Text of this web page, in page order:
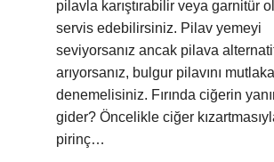
pilavla karıştırabilir veya garnitür
servis edebilirsiniz. Pilav yemeyi
seviyorsanız ancak pilava
arıyorsanız, bulgur pilavını mutlaka
denemelisiniz. Fırında ciğerin
gider? Öncelikle ciğer
pirinç…